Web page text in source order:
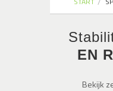
Infrastructuur
EN
Bekijk